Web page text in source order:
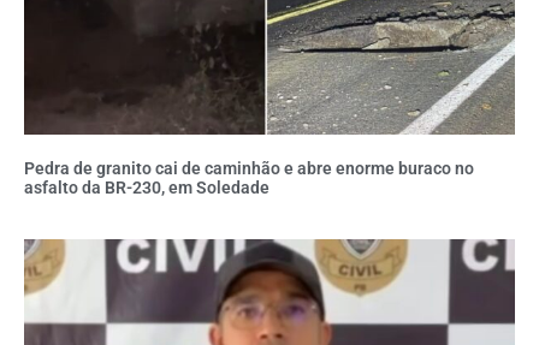
Pedra de granito cai de caminhão e abre enorme buraco no
asfalto da BR-230, em Soledade